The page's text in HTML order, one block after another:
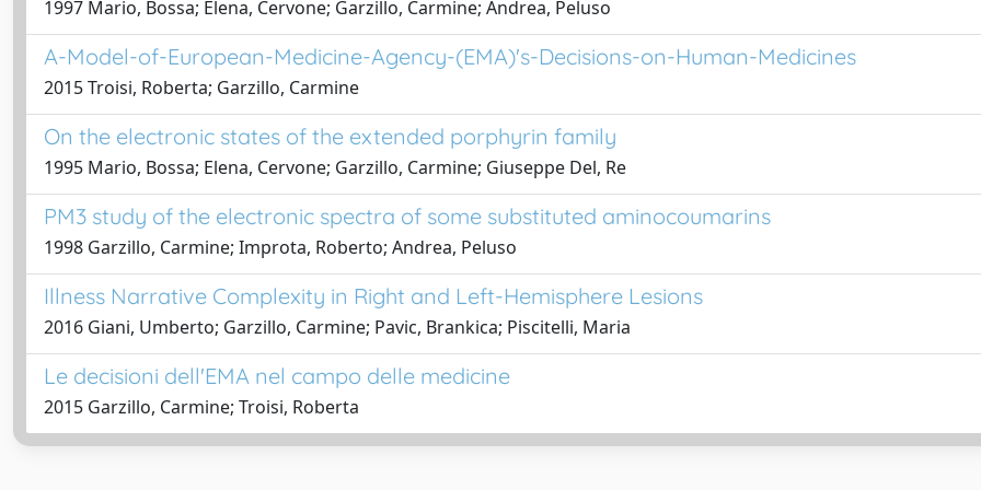
1997 Mario, Bossa; Elena, Cervone; Garzillo, Carmine; Andrea, Peluso
A-Model-of-European-Medicine-Agency-(EMA)'s-Decisions-on-Human-Medicines
2015 Troisi, Roberta; Garzillo, Carmine
On the electronic states of the extended porphyrin family
1995 Mario, Bossa; Elena, Cervone; Garzillo, Carmine; Giuseppe Del, Re
PM3 study of the electronic spectra of some substituted aminocoumarins
1998 Garzillo, Carmine; Improta, Roberto; Andrea, Peluso
Illness Narrative Complexity in Right and Left-Hemisphere Lesions
2016 Giani, Umberto; Garzillo, Carmine; Pavic, Brankica; Piscitelli, Maria
Le decisioni dell'EMA nel campo delle medicine
2015 Garzillo, Carmine; Troisi, Roberta